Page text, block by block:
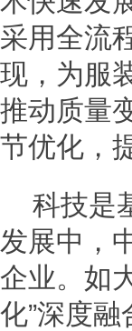
采用全流
现，为服
推动质量
节优化，
科技是
发展中，
企业。如
化”深度